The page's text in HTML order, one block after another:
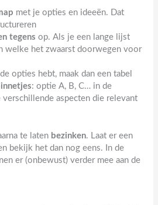
met je opties en ideeën. Dat
tegens op. Als je een lange lijst
welke het zwaarst doorwegen voor
opties hebt, maak dan een tabel
: optie A, B, C… in de
verschillende aspecten die relevant
te laten bezinken. Laat er een
bekijk het dan nog eens. In de
er (onbewust) verder mee aan de